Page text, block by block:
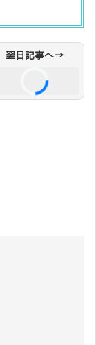
翌日記事へ→